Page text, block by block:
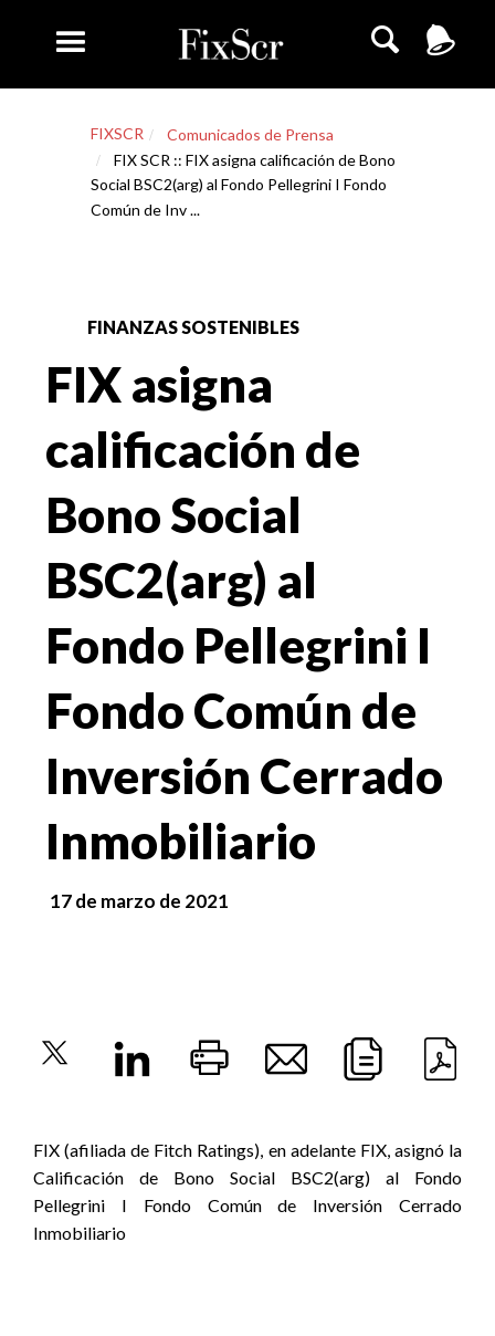
FIXSCR
Comunicados de Prensa
FIX SCR :: FIX asigna calificación de Bono
Social BSC2(arg) al Fondo Pellegrini I Fondo
Común de Inv ...
FINANZAS SOSTENIBLES
FIX asigna
calificación de
Bono Social
BSC2(arg) al
Fondo Pellegrini I
Fondo Común de
Inversión Cerrado
Inmobiliario
17 de marzo de 2021
FIX (afiliada de Fitch Ratings), en adelante FIX, asignó la
Calificación de Bono Social BSC2(arg) al Fondo
Pellegrini I Fondo Común de Inversión Cerrado
Inmobiliario